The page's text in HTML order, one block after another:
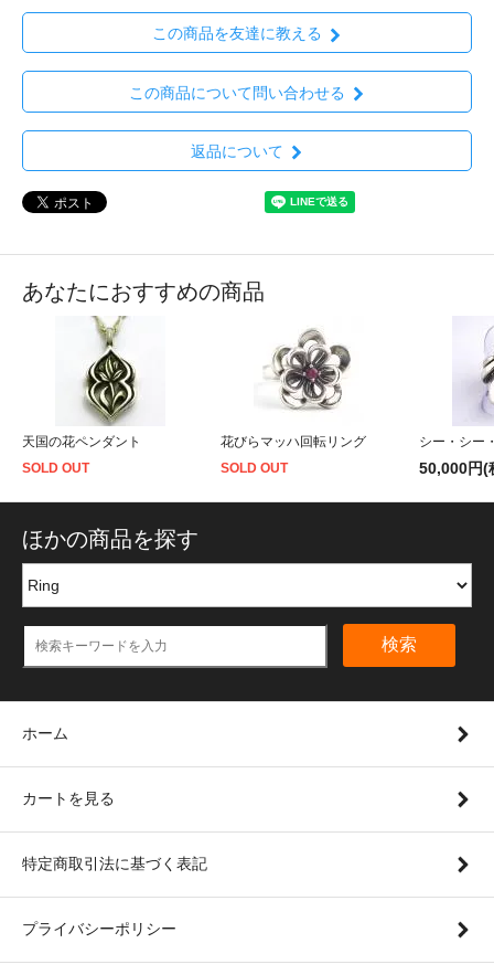
この商品を友達に教える
この商品について問い合わせる
返品について
あなたにおすすめの商品
天国の花ペンダント
SOLD OUT
花びらマッハ回転リング
SOLD OUT
シー・シー
50,000円(
ほかの商品を探す
検索
ホーム
カートを見る
特定商取引法に基づく表記
プライバシーポリシー